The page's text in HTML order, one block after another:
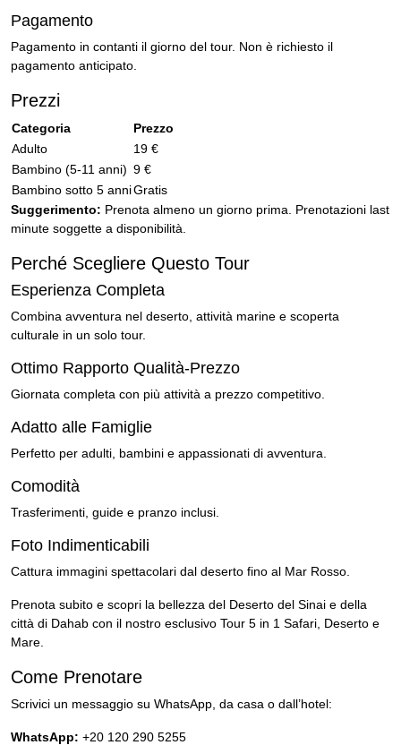
Pagamento
Pagamento in contanti il giorno del tour. Non è richiesto il
pagamento anticipato.
Prezzi
Categoria
Prezzo
Adulto
19 €
Bambino (5-11 anni) 9 €
Bambino sotto 5 anniGratis
Suggerimento: Prenota almeno un giorno prima. Prenotazioni last
minute soggette a disponibilità.
Perché Scegliere Questo Tour
Esperienza Completa
Combina avventura nel deserto, attività marine e scoperta
culturale in un solo tour.
Ottimo Rapporto Qualità-Prezzo
Giornata completa con più attività a prezzo competitivo.
Adatto alle Famiglie
Perfetto per adulti, bambini e appassionati di avventura.
Comodità
Trasferimenti, guide e pranzo inclusi.
Foto Indimenticabili
Cattura immagini spettacolari dal deserto fino al Mar Rosso.
Prenota subito e scopri la bellezza del Deserto del Sinai e della
città di Dahab con il nostro esclusivo Tour 5 in 1 Safari, Deserto e
Mare.
Come Prenotare
Scrivici un messaggio su WhatsApp, da casa o dall’hotel:
WhatsApp: +20 120 290 5255